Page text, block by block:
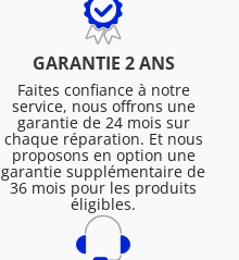
GARANTIE 2 ANS
Faites confiance à notre
service, nous offrons une
garantie de 24 mois sur
chaque réparation. Et nous
proposons en option une
garantie supplémentaire de
36 mois pour les produits
éligibles.